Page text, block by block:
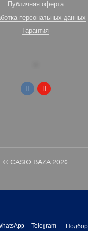
Публичная оферта
персональных данных
Гарантия
© CASIO.BAZA 2026
Telegram
Подбор